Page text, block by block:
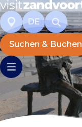
DE
Suchen & Buchen